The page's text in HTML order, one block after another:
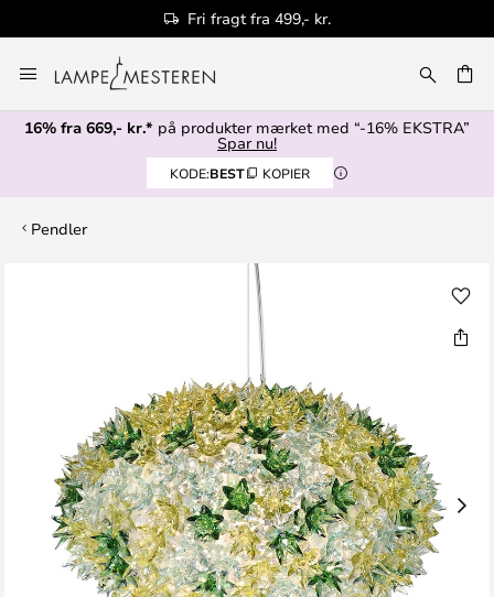
Fri fragt fra 499,- kr.
to
Content
16% fra 669,- kr.* på produkter mærket med “-16% EKSTRA”
Spar nu!
KODE:BEST KOPIER
Pendler